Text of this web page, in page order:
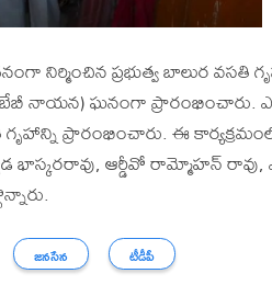
ప్రభుత్వ బాలుర వసతి
నాయన) ఘనంగా ప్రారంభించారు.
ప్రారంభించారు. ఈ
భాస్కరరావు, ఆర్డీవో రామ్మోహన్
జనసేన టీడీపీ